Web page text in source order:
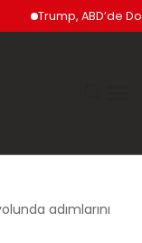
Trump, ABD’de
adımlarını